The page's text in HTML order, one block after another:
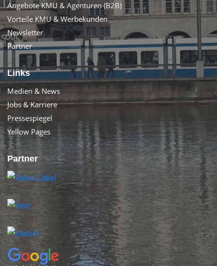
Angebote KMU & Agenturen (B2B)
Vorteile KMU & Werbekunden
Newsletter
Partner
Links
Medien & News
Jobs & Karriere
Pressespiegel
Yellow Pages
Partner